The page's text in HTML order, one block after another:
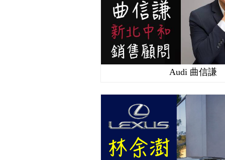
Audi 曲信謙